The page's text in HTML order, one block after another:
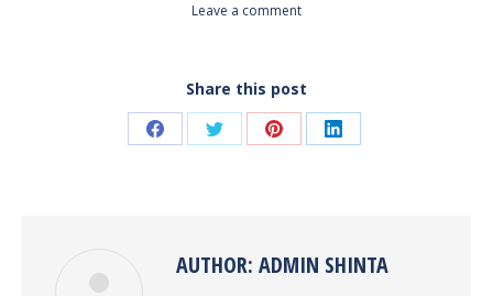
Leave a comment
Share this post
Share Share Share Share
AUTHOR: ADMIN SHINTA